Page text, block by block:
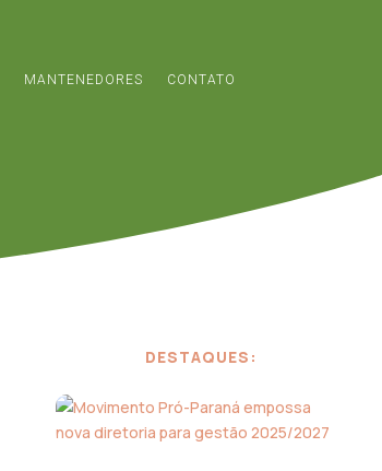
MANTENEDORES CONTATO
DESTAQUES: